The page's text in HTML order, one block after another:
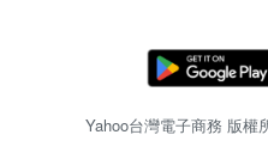
Yahoo台灣電子商務 版